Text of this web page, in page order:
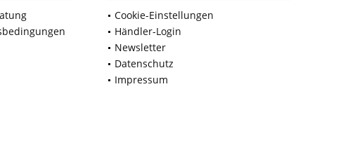
Cookie-Einstellungen
Händler-Login
Newsletter
Datenschutz
Impressum